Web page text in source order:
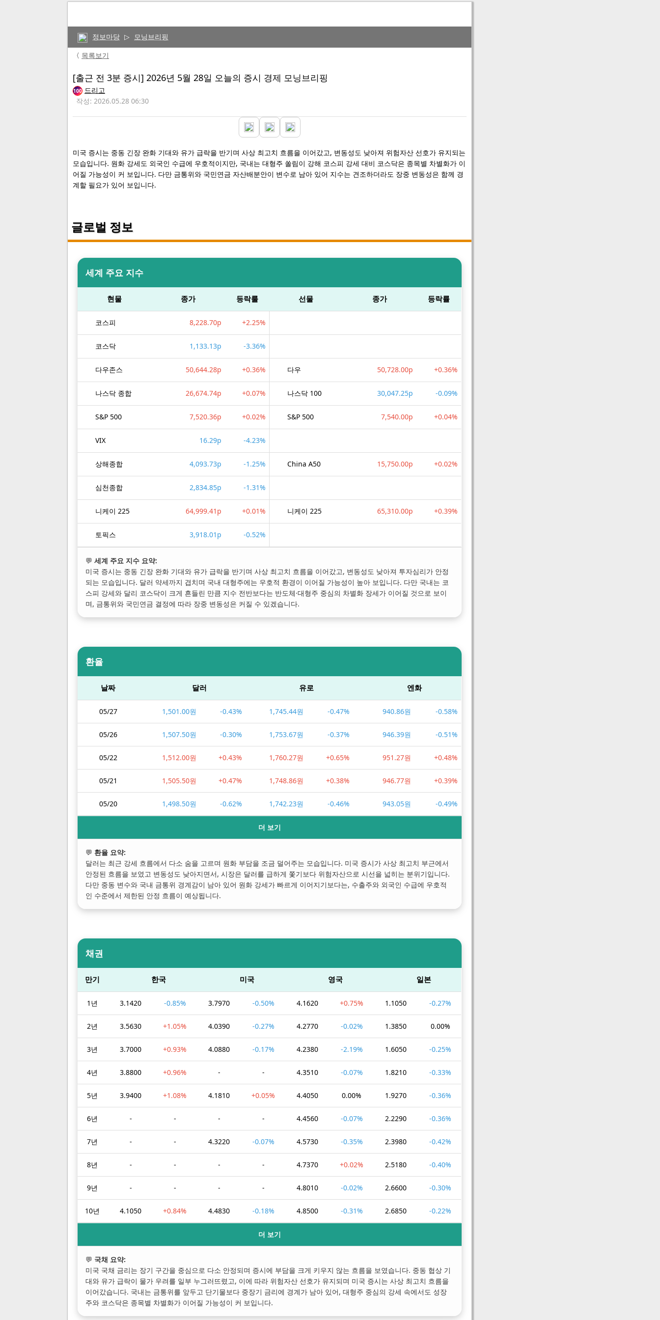
정보마당 ▷ 모닝브리핑
〈 목록보기
[출근 전 3분 증시] 2026년 5월 28일 오늘의 증시 경제 모닝브리핑
100 드리고
작성: 2026.05.28 06:30
미국 증시는 중동 긴장 완화 기대와 유가 급락을 반기며 사상 최고치 흐름을 이어갔고, 변동성도 낮아져 위험자산 선호가 유지되는
모습입니다. 원화 강세도 외국인 수급에 우호적이지만, 국내는 대형주 쏠림이 강해 코스피 강세 대비 코스닥은 종목별 차별화가 이
어질 가능성이 커 보입니다. 다만 금통위와 국민연금 자산배분안이 변수로 남아 있어 지수는 견조하더라도 장중 변동성은 함께 경
계할 필요가 있어 보입니다.
글로벌 정보
세계 주요 지수
현물 종가 등락룰 선물 종가 등락률
코스피 8,228.70p +2.25%
코스닥 1,133.13p -3.36%
다우존스 50,644.28p +0.36% 다우 50,728.00p +0.36%
나스닥 종합 26,674.74p +0.07% 나스닥 100 30,047.25p -0.09%
S&P 500 7,520.36p +0.02% S&P 500 7,540.00p +0.04%
VIX 16.29p -4.23%
상해종합 4,093.73p -1.25% China A50 15,750.00p +0.02%
심천종합 2,834.85p -1.31%
니케이 225 64,999.41p +0.01% 니케이 225 65,310.00p +0.39%
토픽스 3,918.01p -0.52%
💬 세계 주요 지수 요약:
미국 증시는 중동 긴장 완화 기대와 유가 급락을 반기며 사상 최고치 흐름을 이어갔고, 변동성도 낮아져 투자심리가 안정
되는 모습입니다. 달러 약세까지 겹치며 국내 대형주에는 우호적 환경이 이어질 가능성이 높아 보입니다. 다만 국내는 코
스피 강세와 달리 코스닥이 크게 흔들린 만큼 지수 전반보다는 반도체·대형주 중심의 차별화 장세가 이어질 것으로 보이
며, 금통위와 국민연금 결정에 따라 장중 변동성은 커질 수 있겠습니다.
환율
날짜 달러 유로 엔화
05/27 1,501.00원 -0.43% 1,745.44원 -0.47% 940.86원 -0.58%
05/26 1,507.50원 -0.30% 1,753.67원 -0.37% 946.39원 -0.51%
05/22 1,512.00원 +0.43% 1,760.27원 +0.65% 951.27원 +0.48%
05/21 1,505.50원 +0.47% 1,748.86원 +0.38% 946.77원 +0.39%
05/20 1,498.50원 -0.62% 1,742.23원 -0.46% 943.05원 -0.49%
더 보기
💬 환율 요약:
달러는 최근 강세 흐름에서 다소 숨을 고르며 원화 부담을 조금 덜어주는 모습입니다. 미국 증시가 사상 최고치 부근에서
안정된 흐름을 보였고 변동성도 낮아지면서, 시장은 달러를 급하게 쫓기보다 위험자산으로 시선을 넓히는 분위기입니다.
다만 중동 변수와 국내 금통위 경계감이 남아 있어 원화 강세가 빠르게 이어지기보다는, 수출주와 외국인 수급에 우호적
인 수준에서 제한된 안정 흐름이 예상됩니다.
채권
만기 한국 미국 영국 일본
1년 3.1420 -0.85% 3.7970 -0.50% 4.1620 +0.75% 1.1050 -0.27%
2년 3.5630 +1.05% 4.0390 -0.27% 4.2770 -0.02% 1.3850 0.00%
3년 3.7000 +0.93% 4.0880 -0.17% 4.2380 -2.19% 1.6050 -0.25%
4년 3.8800 +0.96% - - 4.3510 -0.07% 1.8210 -0.33%
5년 3.9400 +1.08% 4.1810 +0.05% 4.4050 0.00% 1.9270 -0.36%
6년 - - - - 4.4560 -0.07% 2.2290 -0.36%
7년 - - 4.3220 -0.07% 4.5730 -0.35% 2.3980 -0.42%
8년 - - - - 4.7370 +0.02% 2.5180 -0.40%
9년 - - - - 4.8010 -0.02% 2.6600 -0.30%
10년 4.1050 +0.84% 4.4830 -0.18% 4.8500 -0.31% 2.6850 -0.22%
더 보기
💬 국채 요약:
미국 국채 금리는 장기 구간을 중심으로 다소 안정되며 증시에 부담을 크게 키우지 않는 흐름을 보였습니다. 중동 협상 기
대와 유가 급락이 물가 우려를 일부 누그러뜨렸고, 이에 따라 위험자산 선호가 유지되며 미국 증시는 사상 최고치 흐름을
이어갔습니다. 국내는 금통위를 앞두고 단기물보다 중장기 금리에 경계가 남아 있어, 대형주 중심의 강세 속에서도 성장
주와 코스닥은 종목별 차별화가 이어질 가능성이 커 보입니다.